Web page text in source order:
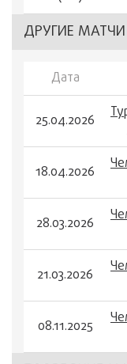
ДРУГИЕ
Дата
25.04.2026
18.04.2026
28.03.2026
21.03.2026
08.11.2025